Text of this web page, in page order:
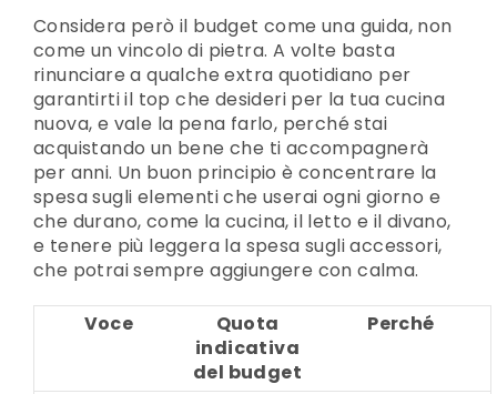
Considera però il budget come una guida, non
come un vincolo di pietra. A volte basta
rinunciare a qualche extra quotidiano per
garantirti il top che desideri per la tua cucina
nuova, e vale la pena farlo, perché stai
acquistando un bene che ti accompagnerà
per anni. Un buon principio è concentrare la
spesa sugli elementi che userai ogni giorno e
che durano, come la cucina, il letto e il divano,
e tenere più leggera la spesa sugli accessori,
che potrai sempre aggiungere con calma.
Voce
Quota
indicativa
del budget
Perché